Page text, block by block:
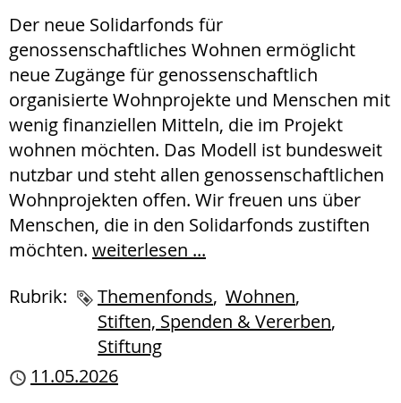
Der neue Solidarfonds für
genossenschaftliches Wohnen ermöglicht
neue Zugänge für genossenschaftlich
organisierte Wohnprojekte und Menschen mit
wenig finanziellen Mitteln, die im Projekt
wohnen möchten. Das Modell ist bundesweit
nutzbar und steht allen genossenschaftlichen
Wohnprojekten offen. Wir freuen uns über
Menschen, die in den Solidarfonds zustiften
möchten. weiterlesen ...
Rubrik:
Schlagworte
Themenfonds Wohnen
Stiften, Spenden & Vererben
Stiftung
Publiziert
11.05.2026